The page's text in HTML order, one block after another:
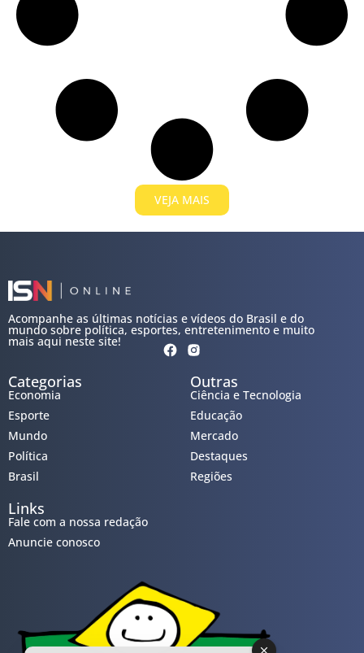
VEJA MAIS
Acompanhe as últimas notícias e vídeos do Brasil e do
mundo sobre política, esportes, entretenimento e muito
mais aqui neste site!
Categorias
Economia
Esporte
Mundo
Política
Brasil
Outras
Ciência e Tecnologia
Educação
Mercado
Destaques
Regiões
Links
Fale com a nossa redação
Anuncie conosco